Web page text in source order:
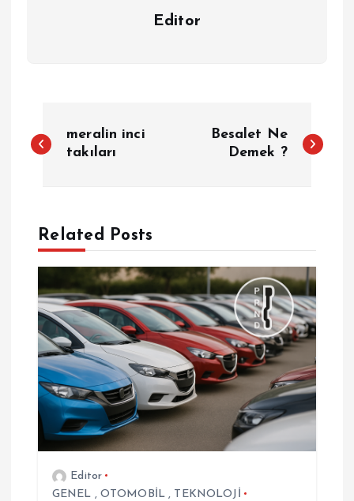
Editor
a
g
e
z
n
m
meralin inci
takıları
Besalet Ne
Demek ?
Related Posts
Editor
GENEL , OTOMOBİL , TEKNOLOJİ